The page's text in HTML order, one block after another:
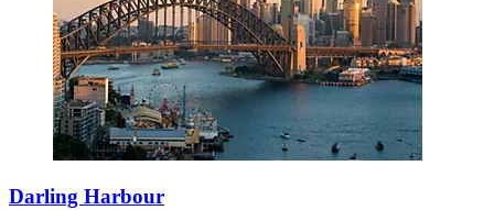
Darling Harbour